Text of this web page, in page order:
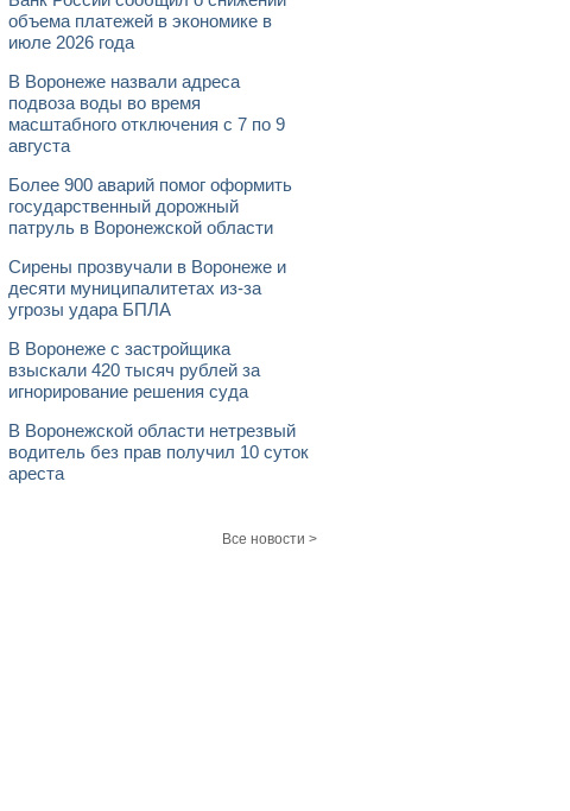
объема платежей в экономике в
июле 2026 года
В Воронеже назвали адреса
подвоза воды во время
масштабного отключения с 7 по 9
августа
Более 900 аварий помог оформить
государственный дорожный
патруль в Воронежской области
Сирены прозвучали в Воронеже и
десяти муниципалитетах из-за
угрозы удара БПЛА
В Воронеже с застройщика
взыскали 420 тысяч рублей за
игнорирование решения суда
В Воронежской области нетрезвый
водитель без прав получил 10 суток
ареста
Все новости >